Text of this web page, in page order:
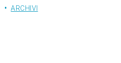
ARCHIVI